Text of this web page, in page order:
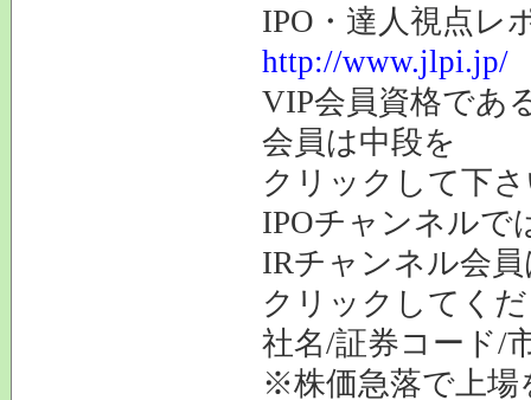
IPO・達人視点
http://www.jlpi.jp/
VIP会員資格であ
会員は中段を
クリックして下
IPOチャンネルで
IRチャンネル会
クリックしてく
社名/証券コード/
※株価急落で上場